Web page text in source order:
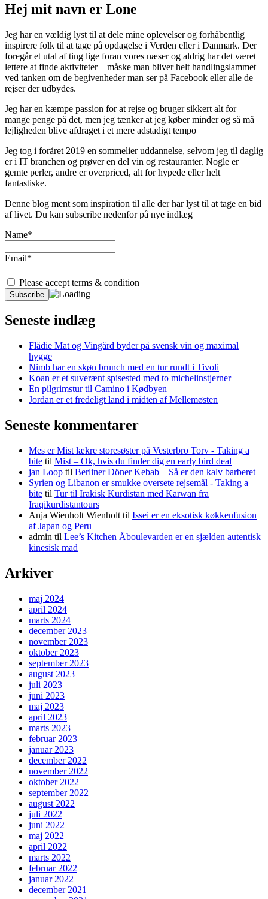
Hej mit navn er Lone
Jeg har en vældig lyst til at dele mine oplevelser og forhåbentlig
inspirere folk til at tage på opdagelse i Verden eller i Danmark. Der
foregår et utal af ting lige foran vores næser og aldrig har det været
lettere at finde aktiviteter – måske man bliver helt handlingslammet
ved tanken om de begivenheder man ser på Facebook eller alle de
rejser der udbydes.
Jeg har en kæmpe passion for at rejse og bruger sikkert alt for
mange penge på det, men jeg tænker at jeg køber minder og så må
lejligheden blive afdraget i et mere adstadigt tempo
Jeg tog i foråret 2019 en sommelier uddannelse, selvom jeg til daglig
er i IT branchen og prøver en del vin og restauranter. Nogle er
gemte perler, andre er overpriced, alt for hypede eller helt
fantastiske.
Denne blog ment som inspiration til alle der har lyst til at tage en bid
af livet. Du kan subscribe nedenfor på nye indlæg
Name*
Email*
Please accept terms & condition
Seneste indlæg
Flädie Mat og Vingård byder på svensk vin og maximal
hygge
Nimb har en skøn brunch med en tur rundt i Tivoli
Koan er et suverænt spisested med to michelinstjerner
En pilgrimstur til Camino i Kødbyen
Jordan er et fredeligt land i midten af Mellemøsten
Seneste kommentarer
Mes er Mist lækre storesøster på Vesterbro Torv - Taking a
bite til Mist – Ok, hvis du finder dig en early bird deal
jan Loop til Berliner Döner Kebab – Så er den kalv barberet
Syrien og Libanon er smukke oversete rejsemål - Taking a
bite til Tur til Irakisk Kurdistan med Karwan fra
Iraqikurdistantours
Anja Wienholt Wienholt til Issei er en eksotisk køkkenfusion
af Japan og Peru
admin til Lee’s Kitchen Åboulevarden er en sjælden autentisk
kinesisk mad
Arkiver
maj 2024
april 2024
marts 2024
december 2023
november 2023
oktober 2023
september 2023
august 2023
juli 2023
juni 2023
maj 2023
april 2023
marts 2023
februar 2023
januar 2023
december 2022
november 2022
oktober 2022
september 2022
august 2022
juli 2022
juni 2022
maj 2022
april 2022
marts 2022
februar 2022
januar 2022
december 2021